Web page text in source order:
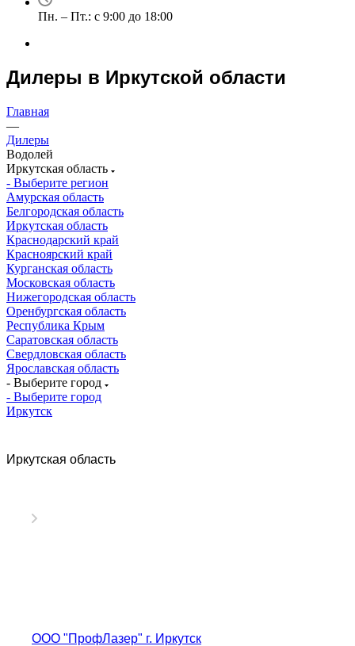
Пн. – Пт.: с 9:00 до 18:00
Дилеры в Иркутской области
Главная
—
Дилеры
Водолей
Иркутская область
- Выберите регион
Амурская область
Белгородская область
Иркутская область
Краснодарский край
Красноярский край
Курганская область
Московская область
Нижегородская область
Оренбургская область
Республика Крым
Саратовская область
Свердловская область
Ярославская область
- Выберите город
- Выберите город
Иркутск
Иркутская область
ООО "ПрофЛазер" г. Иркутск